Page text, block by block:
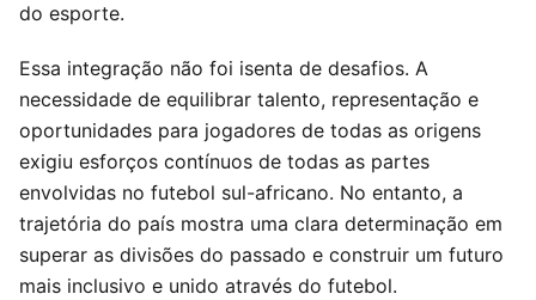
do esporte.
Essa integração não foi isenta de desafios. A
necessidade de equilibrar talento, representação e
oportunidades para jogadores de todas as origens
exigiu esforços contínuos de todas as partes
envolvidas no futebol sul-africano. No entanto, a
trajetória do país mostra uma clara determinação em
superar as divisões do passado e construir um futuro
mais inclusivo e unido através do futebol.